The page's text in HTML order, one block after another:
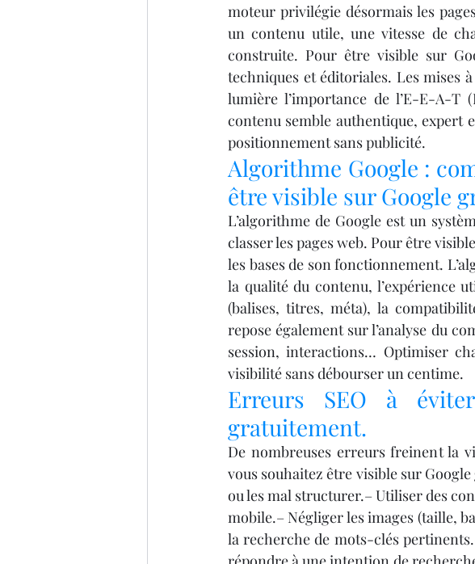
moteur privilégie désormais les
un contenu utile, une vitesse de
construite. Pour être visible sur
techniques et éditoriales. Les mises
lumière l’importance de l’E-E-A-T
contenu semble authentique, expert
positionnement sans publicité.
Algorithme Google :
être visible sur Google
L’algorithme de Google est un
classer les pages web. Pour être
les bases de son fonctionnement.
la qualité du contenu, l’expérience
(balises, titres, méta), la
repose également sur l’analyse du
session, interactions… Optimiser
visibilité sans débourser un centime.
Erreurs SEO à
gratuitement.
De nombreuses erreurs freinent la
vous souhaitez être visible sur
ou les mal structurer.– Utiliser des
mobile.– Négliger les images (taille,
la recherche de mots-clés